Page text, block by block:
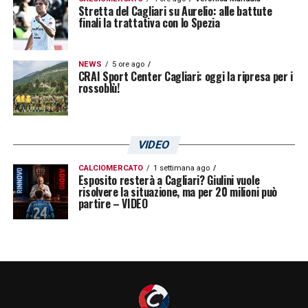
LA PLAYLIST DELLE NOSTRE TOP NEWS
Stretta del Cagliari su Aurelio: alle battute
finali la trattativa con lo Spezia
NEWS 5 ore ago
CRAI Sport Center Cagliari: oggi la ripresa per i
rossoblù!
VIDEO
CALCIOMERCATO 1 settimana ago
Esposito resterà a Cagliari? Giulini vuole
risolvere la situazione, ma per 20 milioni può
partire – VIDEO